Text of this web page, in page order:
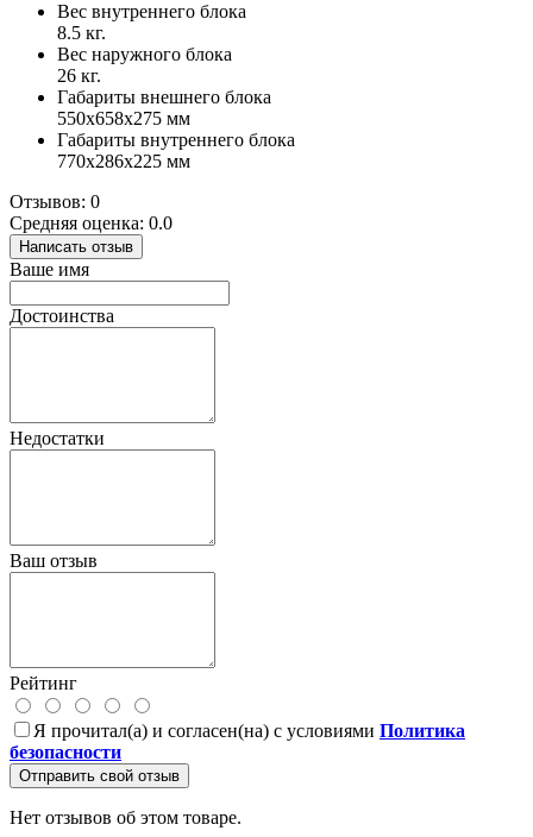
Вес внутреннего блока
8.5 кг.
Вес наружного блока
26 кг.
Габариты внешнего блока
550x658x275 мм
Габариты внутреннего блока
770x286x225 мм
Отзывов: 0
Средняя оценка: 0.0
Написать отзыв
Ваше имя
Достоинства
Недостатки
Ваш отзыв
Рейтинг
Я прочитал(а) и согласен(на) с условиями Политика
безопасности
Отправить свой отзыв
Нет отзывов об этом товаре.